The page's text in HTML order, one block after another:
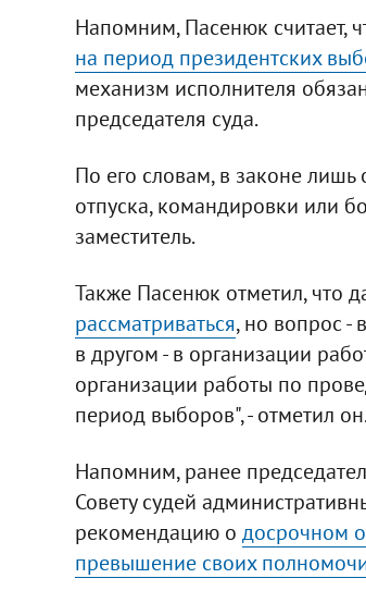
Напомним, Пасенюк считает,
на период президентских
механизм исполнителя
председателя суда.
По его словам, в законе лишь
отпуска, командировки или
заместитель.
Также Пасенюк отметил, что
рассматриваться, но вопрос -
в другом - в организации
организации работы по
период выборов", - отметил
Напомним, ранее
Совету судей
рекомендацию о досрочном
превышение своих